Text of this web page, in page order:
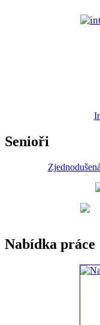
Senioři
Nabídka práce